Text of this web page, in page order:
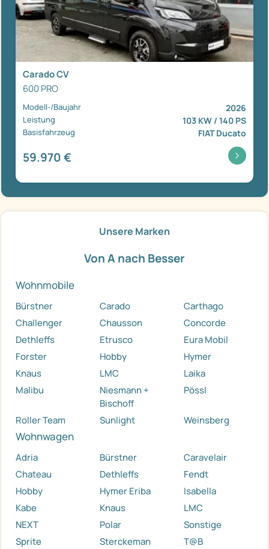
Carado CV
600 PRO
Modell-/Baujahr 2026
Leistung 103 KW / 140 PS
Basisfahrzeug FIAT Ducato
59.970 €
Unsere Marken
Von A nach Besser
Wohnmobile
Bürstner Carado
Carthago
Challenger
Chausson
Concorde
Dethleffs
Etrusco
Eura Mobil
Forster
Hobby
Hymer
Knaus
LMC
Laika
Malibu
Niesmann +
Bischoff
Pössl
Roller Team Sunlight Weinsberg
Wohnwagen
Adria Bürstner
Caravelair
Chateau
Dethleffs
Fendt
Hobby
Hymer Eriba
Isabella
Kabe
Knaus
LMC
NEXT
Polar
Sonstige
Sprite
Sterckeman
T@B